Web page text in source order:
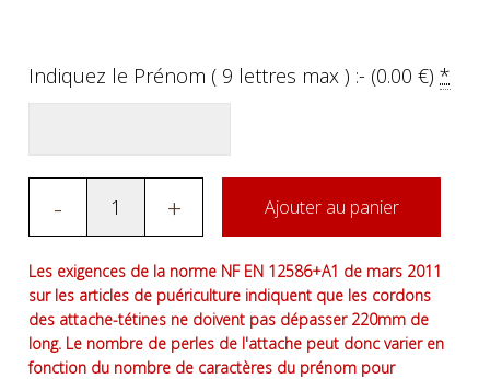
Indiquez le Prénom ( 9 lettres max ) :- (0.00€)*
- + Ajouter au panier
Les exigences de la norme NF EN 12586+A1 de mars 2011
sur les articles de puériculture indiquent que les cordons
des attache-tétines ne doivent pas dépasser 220mm de
long. Le nombre de perles de l'attache peut donc varier en
fonction du nombre de caractères du prénom pour